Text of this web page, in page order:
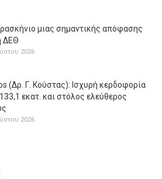
μιας σημαντικής απόφασης
ΔΕΘ
2026
(Δρ. Γ. Κούστας): Ισχυρή κερδοφορία
εκατ. και στόλος ελεύθερος
2026